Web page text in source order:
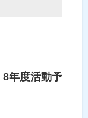
年度活動予